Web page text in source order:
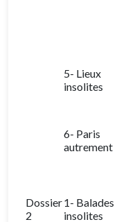
5- Lieux
insolites
6- Paris
autrement
Dossier
2
1- Balades
insolites